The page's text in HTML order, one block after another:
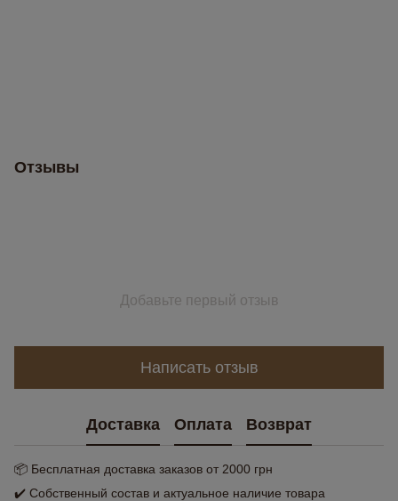
Отзывы
Добавьте первый отзыв
Написать отзыв
Доставка Оплата Возврат
📦 Бесплатная доставка заказов от 2000 грн
✔️ Собственный состав и актуальное наличие товара